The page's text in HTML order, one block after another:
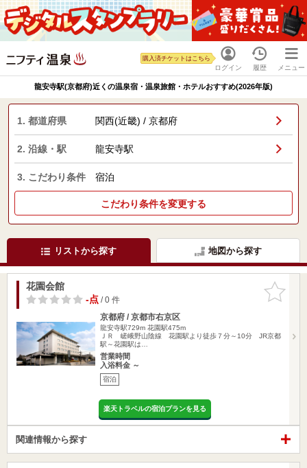
ログイン
購入済チケットはこちら
履歴 メニュー
龍安寺駅(京都府)近くの温泉宿・温泉旅館・ホテルおすすめ(2026年版)
1. 都道府県 関西(近畿) / 京都府
2. 沿線・駅 龍安寺駅
3. こだわり条件 宿泊
こだわり条件を変更する
リストから探す 地図から探す
お気に入
りに追加
花園会館
-点/ 0 件
京都府 / 京都市右京区
龍安寺駅729m 花園駅475m
ＪＲ 嵯峨野山陰線 花園駅より徒歩７分～10分 JR京都
駅～花園駅は…
営業時間
入浴料金 ～
宿泊
楽天トラベルの宿泊プランを見る
関連情報から探す